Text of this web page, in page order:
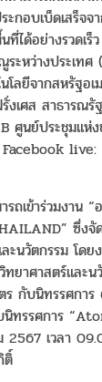
กอบเบ็ดเสร็จจ
ได้อย่างรวดเ
ระหว่างประเท
โลยีจากสหรัฐอ
งเศส สาธารณ
ศูนย์ประชุมแห่
Facebook
ถเข้าร่วมงาน
ซึ่งจั
ะนวัตกรรม โด
ทยาศาสตร์และ
ร กับนิทรรศกา
ทรรศการ
2567 เวลา
ติ์